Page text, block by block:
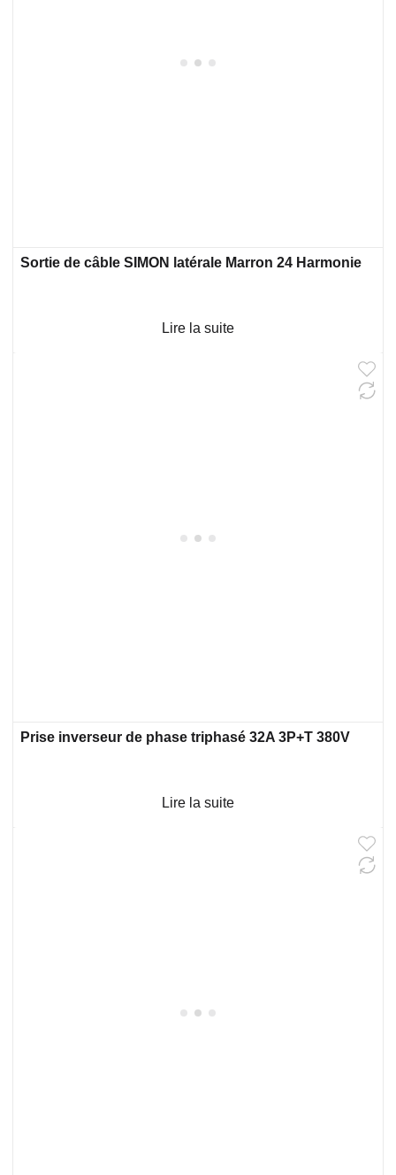
Sortie de câble SIMON latérale Marron 24 Harmonie
Lire la suite
Prise inverseur de phase triphasé 32A 3P+T 380V
Lire la suite